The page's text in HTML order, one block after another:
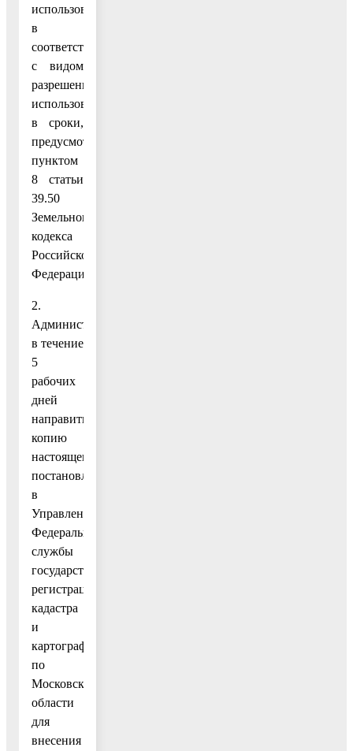
использования
в
соответствии
с видом
разрешенного
использования,
в сроки,
предусмотренные
пунктом
8 статьи
39.50
Земельного
кодекса
Российской
Федерации.
2.
Администрации
в течение
5
рабочих
дней
направить
копию
настоящего
постановления
в
Управление
Федеральной
службы
государственной
регистрации,
кадастра
и
картографии
по
Московской
области
для
внесения